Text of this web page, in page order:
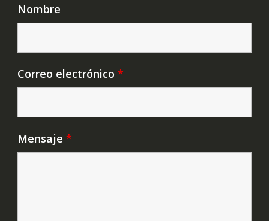
Nombre
Correo electrónico *
Mensaje *